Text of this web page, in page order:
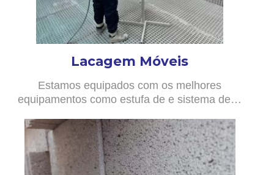
Lacagem Móveis
Estamos equipados com os melhores
equipamentos como estufa de e sistema de…